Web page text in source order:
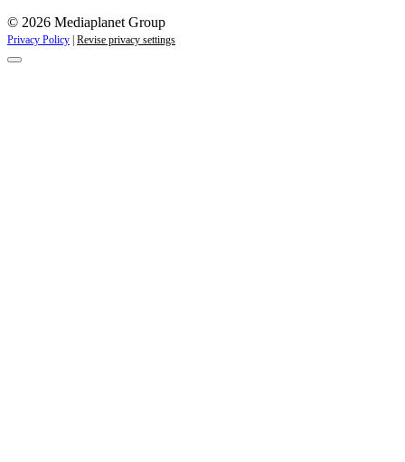
© 2026 Mediaplanet Group
Privacy Policy | Revise privacy settings